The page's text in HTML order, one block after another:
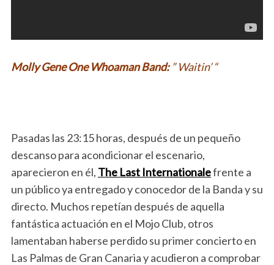
Molly Gene One Whoaman Band:” Waitin’ “
Pasadas las 23:15 horas, después de un pequeño
descanso para acondicionar el escenario,
aparecieron en él, The Last Internationalefrente a
un público ya entregado y conocedor de la Banda y su
directo. Muchos repetían después de aquella
fantástica actuación en el Mojo Club, otros
lamentaban haberse perdido su primer concierto en
Las Palmas de Gran Canaria y acudieron a comprobar